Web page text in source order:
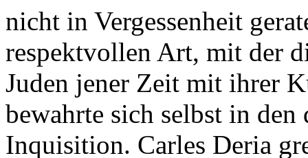
nicht in Vergessenheit
respektvollen Art, mit der
Juden jener Zeit mit ihrer
bewahrte sich selbst in den
Inquisition. Carles Deria